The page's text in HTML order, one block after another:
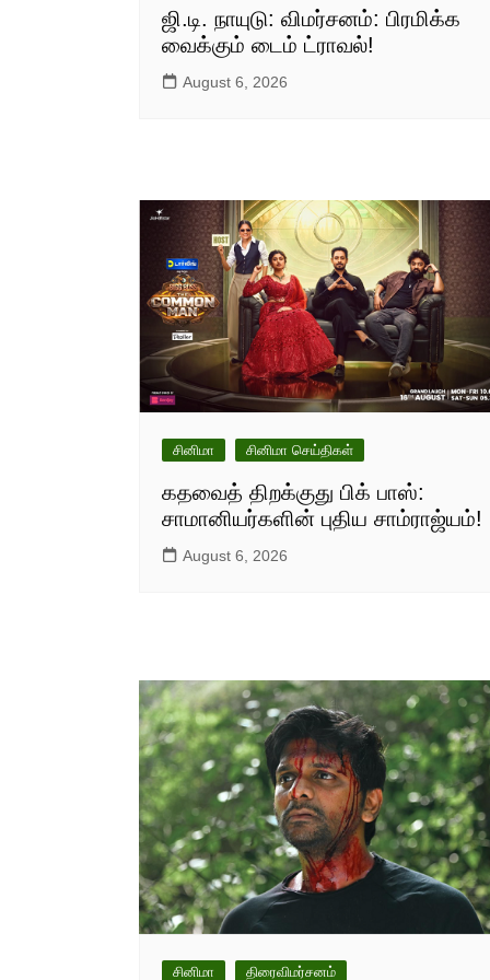
ஜி.டி. நாயுடு: விமர்சனம்: பிரமிக்க
வைக்கும் டைம் ட்ராவல்!
August 6, 2026
சினிமா சினிமா செய்திகள்
கதவைத் திறக்குது பிக் பாஸ்:
சாமானியர்களின் புதிய சாம்ராஜ்யம்!
August 6, 2026
சினிமா
திரைவிமர்சனம்